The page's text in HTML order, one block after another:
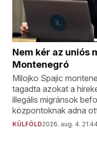
Nem kér az uniós
Montenegró
Milojko Spajic
tagadta azokat a
illegális migránsok
központoknak adna
KÜLFÖLD2026. aug. 4. 21:44